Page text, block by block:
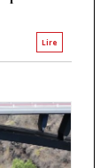
Lire